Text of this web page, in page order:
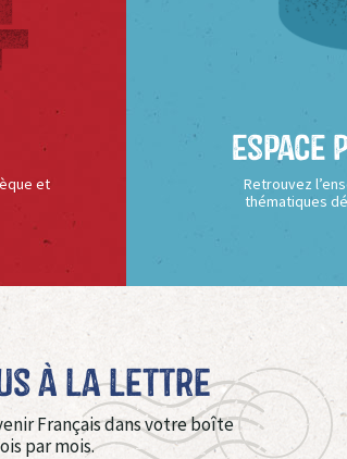
et
Espace
Retrouvez
thématiques
à La Lettre
Français dans votre boîte
par mois.